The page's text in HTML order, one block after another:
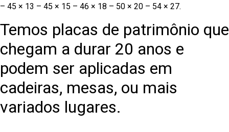
– 45 × 13 – 45 × 15 – 46 × 18 – 50 × 20 – 54 × 27.
Temos placas de patrimônio que
chegam a durar 20 anos e
podem ser aplicadas em
cadeiras, mesas, ou mais
variados lugares.